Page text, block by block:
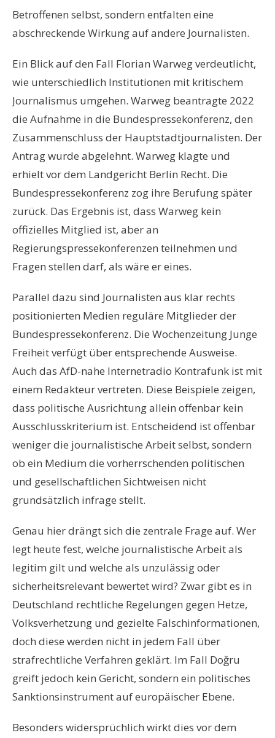
Betroffenen selbst, sondern entfalten eine
abschreckende Wirkung auf andere Journalisten.
Ein Blick auf den Fall Florian Warweg verdeutlicht,
wie unterschiedlich Institutionen mit kritischem
Journalismus umgehen. Warweg beantragte 2022
die Aufnahme in die Bundespressekonferenz, den
Zusammenschluss der Hauptstadtjournalisten. Der
Antrag wurde abgelehnt. Warweg klagte und
erhielt vor dem Landgericht Berlin Recht. Die
Bundespressekonferenz zog ihre Berufung später
zurück. Das Ergebnis ist, dass Warweg kein
offizielles Mitglied ist, aber an
Regierungspressekonferenzen teilnehmen und
Fragen stellen darf, als wäre er eines.
Parallel dazu sind Journalisten aus klar rechts
positionierten Medien reguläre Mitglieder der
Bundespressekonferenz. Die Wochenzeitung Junge
Freiheit verfügt über entsprechende Ausweise.
Auch das AfD-nahe Internetradio Kontrafunk ist mit
einem Redakteur vertreten. Diese Beispiele zeigen,
dass politische Ausrichtung allein offenbar kein
Ausschlusskriterium ist. Entscheidend ist offenbar
weniger die journalistische Arbeit selbst, sondern
ob ein Medium die vorherrschenden politischen
und gesellschaftlichen Sichtweisen nicht
grundsätzlich infrage stellt.
Genau hier drängt sich die zentrale Frage auf. Wer
legt heute fest, welche journalistische Arbeit als
legitim gilt und welche als unzulässig oder
sicherheitsrelevant bewertet wird? Zwar gibt es in
Deutschland rechtliche Regelungen gegen Hetze,
Volksverhetzung und gezielte Falschinformationen,
doch diese werden nicht in jedem Fall über
strafrechtliche Verfahren geklärt. Im Fall Doğru
greift jedoch kein Gericht, sondern ein politisches
Sanktionsinstrument auf europäischer Ebene.
Besonders widersprüchlich wirkt dies vor dem